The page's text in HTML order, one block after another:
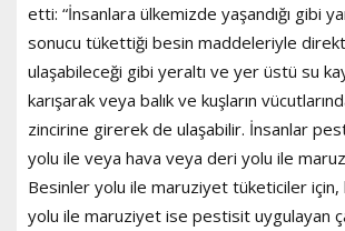
etti: “İnsanlara ülkemizde yaşandığı gibi
sonucu tükettiği besin maddeleriyle
ulaşabileceği gibi yeraltı ve yer üstü su
karışarak veya balık ve kuşların
zincirine girerek de ulaşabilir. İnsanlar
yolu ile veya hava veya deri yolu ile
Besinler yolu ile maruziyet tüketiciler için,
yolu ile maruziyet ise pestisit uygulayan